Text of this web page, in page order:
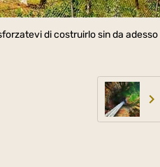
di costruirlo sin da adesso